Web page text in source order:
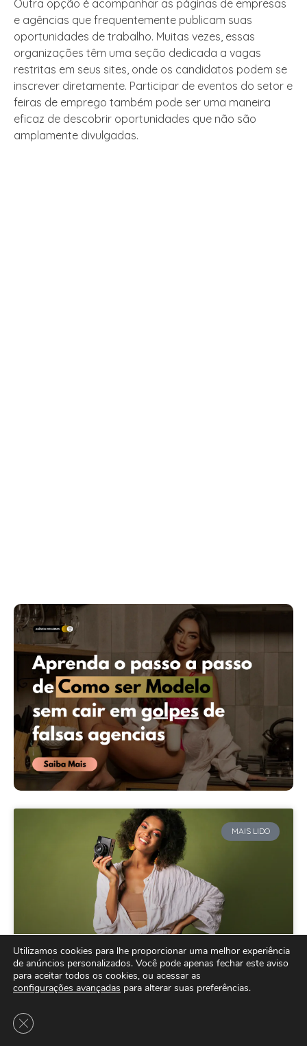
Outra opção é acompanhar as páginas de empresas
e agências que frequentemente publicam suas
oportunidades de trabalho. Muitas vezes, essas
organizações têm uma seção dedicada a vagas
restritas em seus sites, onde os candidatos podem se
inscrever diretamente. Participar de eventos do setor e
feiras de emprego também pode ser uma maneira
eficaz de descobrir oportunidades que não são
amplamente divulgadas.
MAIS LIDO
Como Ser Modelo Fotográfica: Tudo
Utilizamos cookies para lhe proporcionar uma melhor experiência
de anúncios personalizados. Você pode apenas fechar este aviso
para aceitar todos os cookies, ou acessar as
configurações avançadas para alterar suas preferências.
Close GDPR Cookie Banner